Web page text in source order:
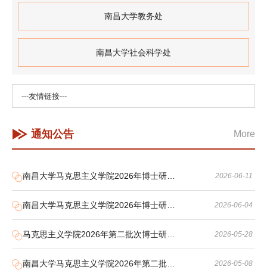
南昌大学教务处
南昌大学社会科学处
More
通知公告
2026-06-11
南昌大学马克思主义学院2026年博士研…
2026-06-04
南昌大学马克思主义学院2026年博士研…
2026-05-28
马克思主义学院2026年第二批次博士研…
2026-05-08
南昌大学马克思主义学院2026年第二批…